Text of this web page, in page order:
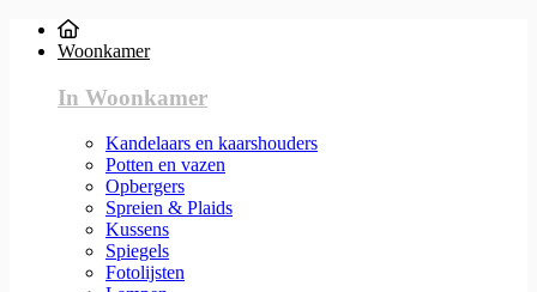
Woonkamer
In Woonkamer
Kandelaars en kaarshouders
Potten en vazen
Opbergers
Spreien & Plaids
Kussens
Spiegels
Fotolijsten